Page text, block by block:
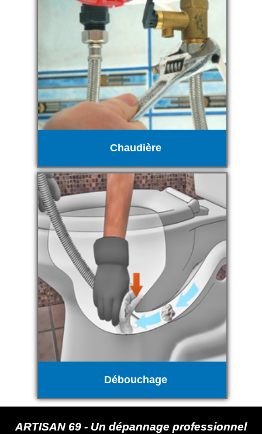
Chaudière
Débouchage
ARTISAN 69 - Un dépannage professionnel